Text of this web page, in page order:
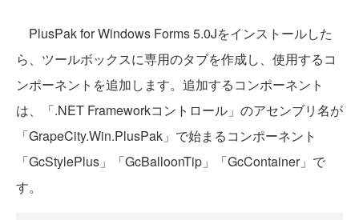
PlusPak for Windows Forms 5.0Jをインストールした
ら、ツールボックスに専用のタブを作成し、使用するコ
ンポーネントを追加します。追加するコンポーネント
は、「.NET Frameworkコントロール」のアセンブリ名が
「GrapeCity.Win.PlusPak」で始まるコンポーネント
「GcStylePlus」「GcBalloonTip」「GcContainer」で
す。